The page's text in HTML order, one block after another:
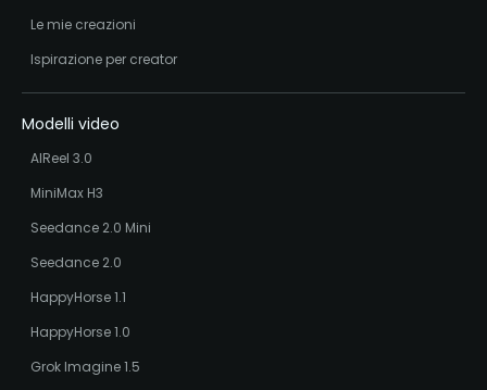
Le mie creazioni
Ispirazione per creator
Modelli video
AIReel 3.0
MiniMax H3
Seedance 2.0 Mini
Seedance 2.0
HappyHorse 1.1
HappyHorse 1.0
Grok Imagine 1.5